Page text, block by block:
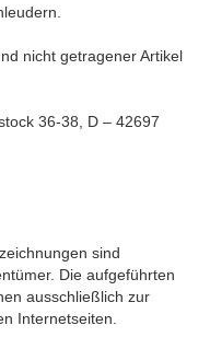
nicht getragener Artikel
36-38, D – 42697
sind
Die aufgeführten
ausschließlich zur
Internetseiten.